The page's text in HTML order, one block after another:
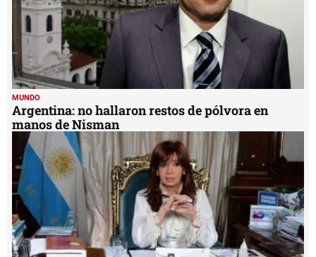
MUNDO
Argentina: no hallaron restos de pólvora en
manos de Nisman